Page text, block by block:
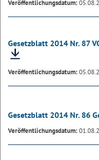
Veröffentlichungsdatum:
Gesetzblatt 2014 Nr. 87
Veröffentlichungsdatum:
Gesetzblatt 2014 Nr. 86
Veröffentlichungsdatum: